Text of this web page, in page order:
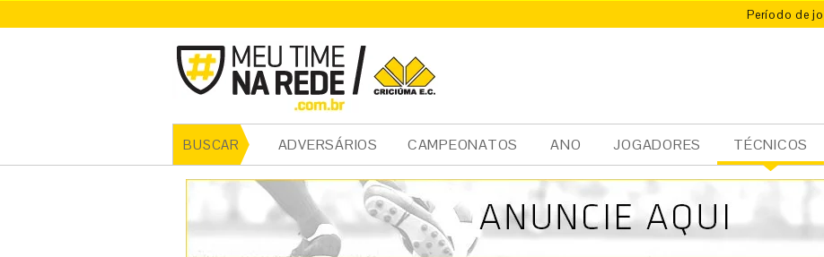
Período de
BUSCAR ADVERSÁRIOS CAMPEONATOS ANO JOGADORES TÉCNICOS
cia
l